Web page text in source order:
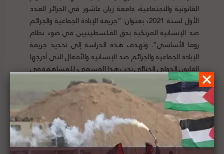
القانونية والاجتماعية، جامعة زيان عاشور في الجزائر العدد
الأول لسنة 2021، بعنوان: “جريمة الإبادة الجماعية والجرائم
ضد الإنسانية المرتكبة بحق الفلسطينيين في ضوء نظام
روما الأساسي”. وتهدف هذه الدراسة إلى تحديد جريمة
الإبادة الجماعية والجرائم ضد الإنسانية والأفعال التي أدرجها
القانون الدولي الجنائي تحت هذا المسمى، للمساهمة في
حصر الجرائم التي يعتقد بأن الاحتلال الإسرائيلي قام
بارتكابها في فلسطين . وخرجت الباحثة بعدة توصيات أهمها
الطلب من مجلس الأمن الدولي العمل على إنشاء محكمة
خاصة مؤقتة تشابه محكمة يوغوسلافيا السابقة ومحكمة
الحريري وذلك لفتح تحقيق حول الجرائم الإسرائيلية بحق
الفلسطينيين. لتفاصيل الدراسة ومصدرها الأصلي،هنا